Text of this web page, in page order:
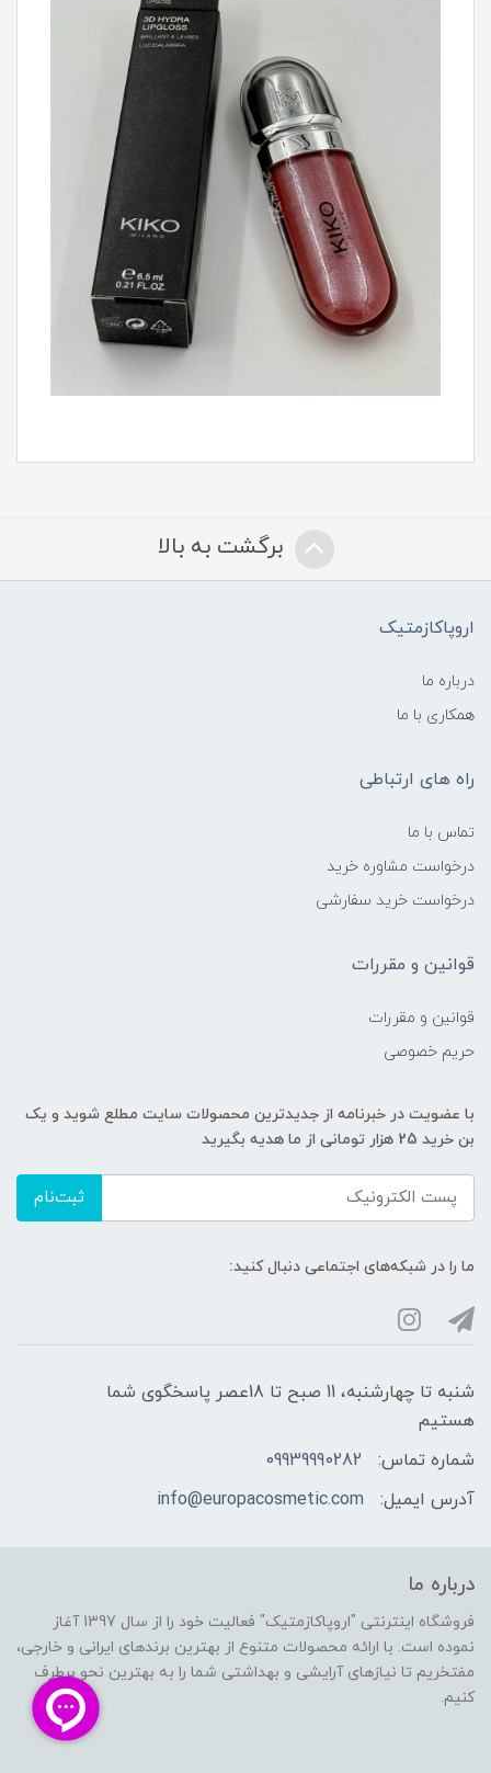
برگشت به بالا
اروپاکازمتیک
درباره ما
همکاری با ما
راه های ارتباطی
تماس با ما
درخواست مشاوره خرید
درخواست خرید سفارشی
قوانین و مقررات
قوانین و مقررات
حریم خصوصی
با عضویت در خبرنامه از جدیدترین محصولات سایت مطلع شوید و یک
بن خرید 25 هزار تومانی از ما هدیه بگیرید
ثبت‌نام
ما را در شبکه‌های اجتماعی دنبال کنید:
شنبه تا چهارشنبه، 11 صبح تا 18عصر پاسخگوی شما
هستیم
شماره تماس:
09939990282
آدرس ایمیل:
info@europacosmetic.com
درباره ما
فروشگاه اینترنتی "اروپاکازمتیک" فعالیت خود را از سال 1397 آغاز
نموده است. با ارائه محصولات متنوع از بهترین برندهای ایرانی و خارجی،
مفتخریم تا نیازهای آرایشی و بهداشتی شما را به بهترین نحو برطرف
کنیم.